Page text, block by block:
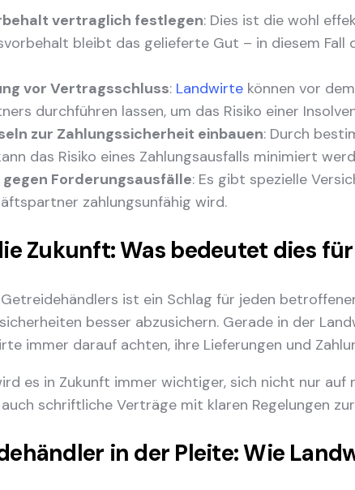
vertraglich festlegen: Dies ist die wohl
bleibt das gelieferte Gut – in diesem
vor Vertragsschluss: Landwirte können vor
durchführen lassen, um das Risiko einer
zur Zahlungssicherheit einbauen: Durch
das Risiko eines Zahlungsausfalls minimiert
Forderungsausfälle: Es gibt spezielle
zahlungsunfähig wird.
Zukunft: Was bedeutet dies
Getreidehändlers ist ein Schlag für jeden
besser abzusichern. Gerade in der
immer darauf achten, ihre Lieferungen und
es in Zukunft immer wichtiger, sich nicht nur
schriftliche Verträge mit klaren Regelungen
in der Pleite: Wie